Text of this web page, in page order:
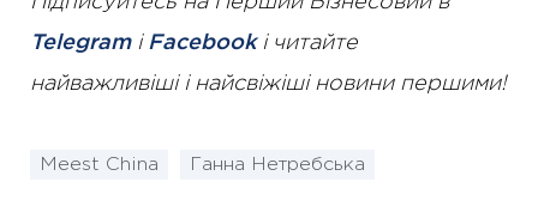
Telegramі Facebookі читайте
найважливіші і найсвіжіші новини першими!
Meest China Ганна Нетребська